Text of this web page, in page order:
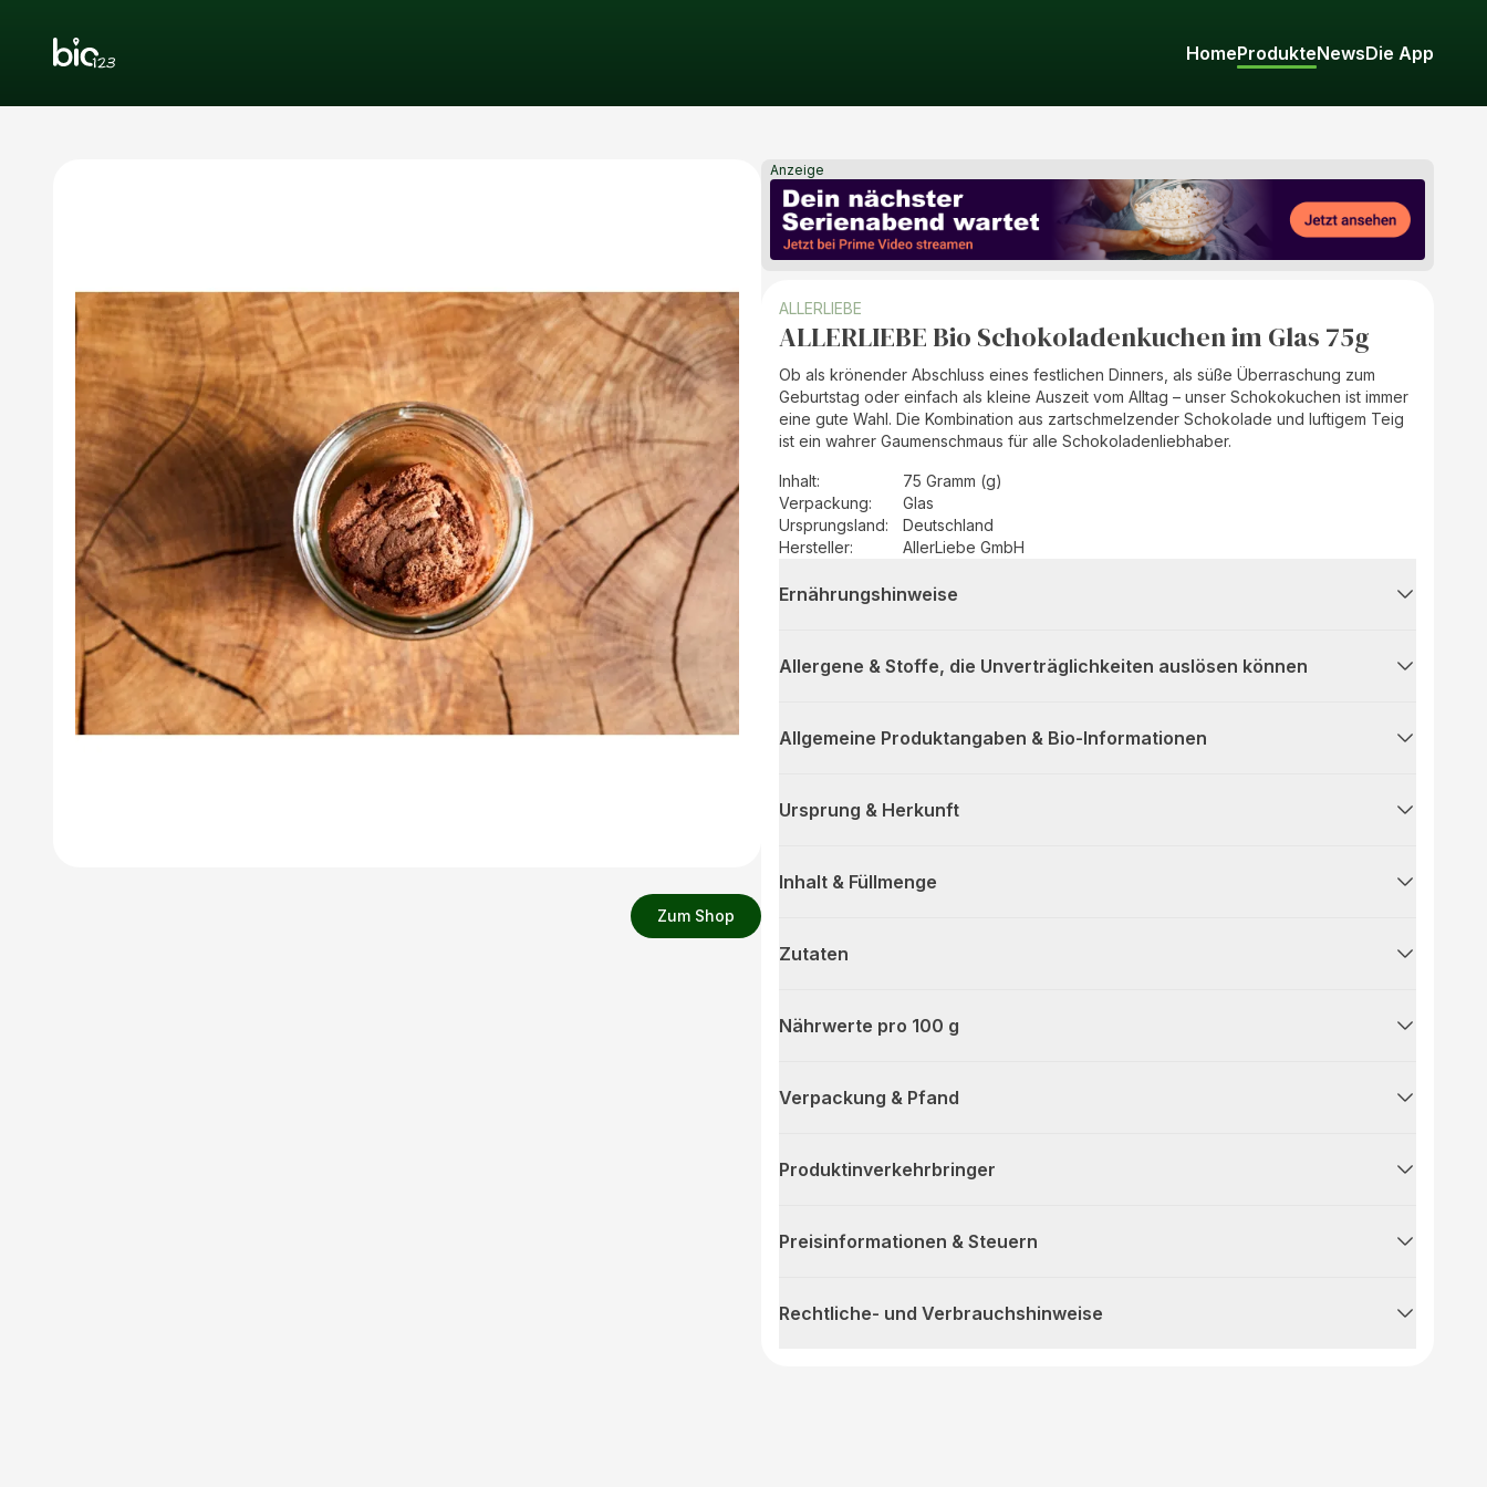
HomeProdukteNewsDie App
Zum Shop
Anzeige
ALLERLIEBE
ALLERLIEBE Bio Schokoladenkuchen im Glas 75g
Ob als krönender Abschluss eines festlichen Dinners, als süße Überraschung zum
Geburtstag oder einfach als kleine Auszeit vom Alltag – unser Schokokuchen ist immer
eine gute Wahl. Die Kombination aus zartschmelzender Schokolade und luftigem Teig
ist ein wahrer Gaumenschmaus für alle Schokoladenliebhaber.
Inhalt:
75 Gramm (g)
Verpackung:
Glas
Ursprungsland:
Deutschland
Hersteller: AllerLiebe GmbH
Ernährungshinweise
Allergene & Stoffe, die Unverträglichkeiten auslösen können
Allgemeine Produktangaben & Bio-Informationen
Ursprung & Herkunft
Inhalt & Füllmenge
Zutaten
Nährwerte pro 100 g
Verpackung & Pfand
Produktinverkehrbringer
Preisinformationen & Steuern
Rechtliche- und Verbrauchshinweise